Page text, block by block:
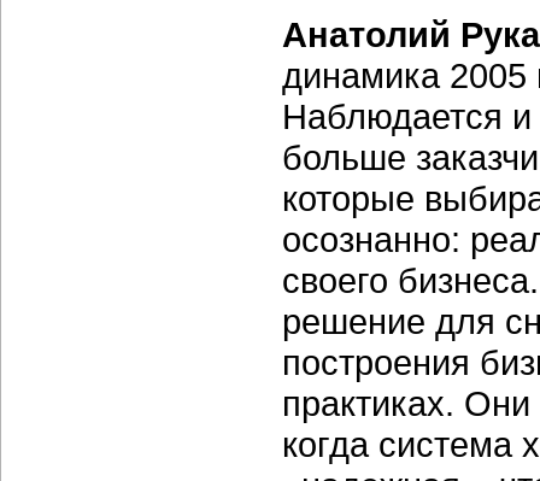
Анатолий
динамика 2005
Наблюдается и
больше
которые
осознанно:
своего
решение для
построения
практиках.
когда система